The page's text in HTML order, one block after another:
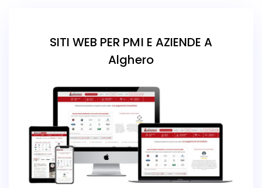
SITI WEB PER PMI E AZIENDE A
Alghero